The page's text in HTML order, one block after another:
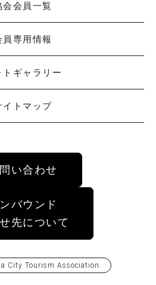
会会員一覧
員専用情報
トギャラリー
イトマップ
い合わせ
バウンド
先について
City Tourism Association .